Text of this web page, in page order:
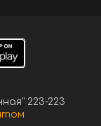
223-223